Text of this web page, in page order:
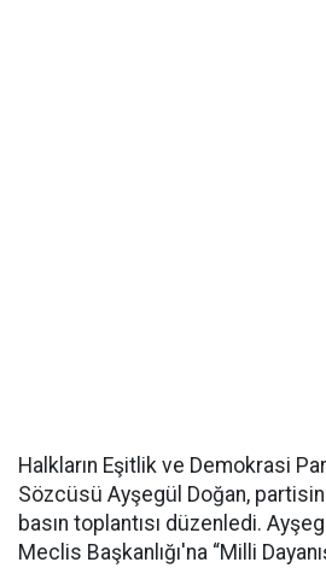
Halkların Eşitlik ve Demokrasi
Sözcüsü Ayşegül Doğan,
basın toplantısı düzenledi.
Meclis Başkanlığı'na “Milli